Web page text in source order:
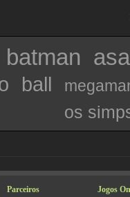
batman
ball
os
Parceiros Jogos